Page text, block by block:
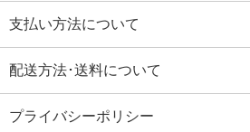
支払い方法について
配送方法･送料について
プライバシーポリシー